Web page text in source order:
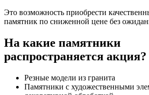
Это возможность приобрести
памятник по сниженной цене без
На какие памятники
распространяется акция?
Резные модели из гранита
Памятники с художественными